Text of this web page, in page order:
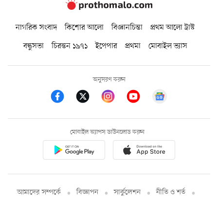
নাগরিক সংবাদ কিশোর আলো বিজ্ঞানচিন্তা
প্রথম আলো ট্রাস্ট
বন্ধুসভা
চিরন্তন ১৯৭১ ইপেপার প্রথমা মোবাইল ভ্যাস
অনুসরণ করুন
মোবাইল অ্যাপস ডাউনলোড করুন
আমাদের সম্পর্কে বিজ্ঞাপন সার্কুলেশন নীতি ও শর্ত